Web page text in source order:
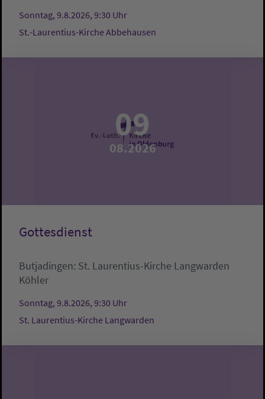
Sonntag, 9.8.2026, 9:30 Uhr
St.-Laurentius-Kirche Abbehausen
09
08.2026
Gottesdienst
Butjadingen: St. Laurentius-Kirche Langwarden
Köhler
Sonntag, 9.8.2026, 9:30 Uhr
St. Laurentius-Kirche Langwarden